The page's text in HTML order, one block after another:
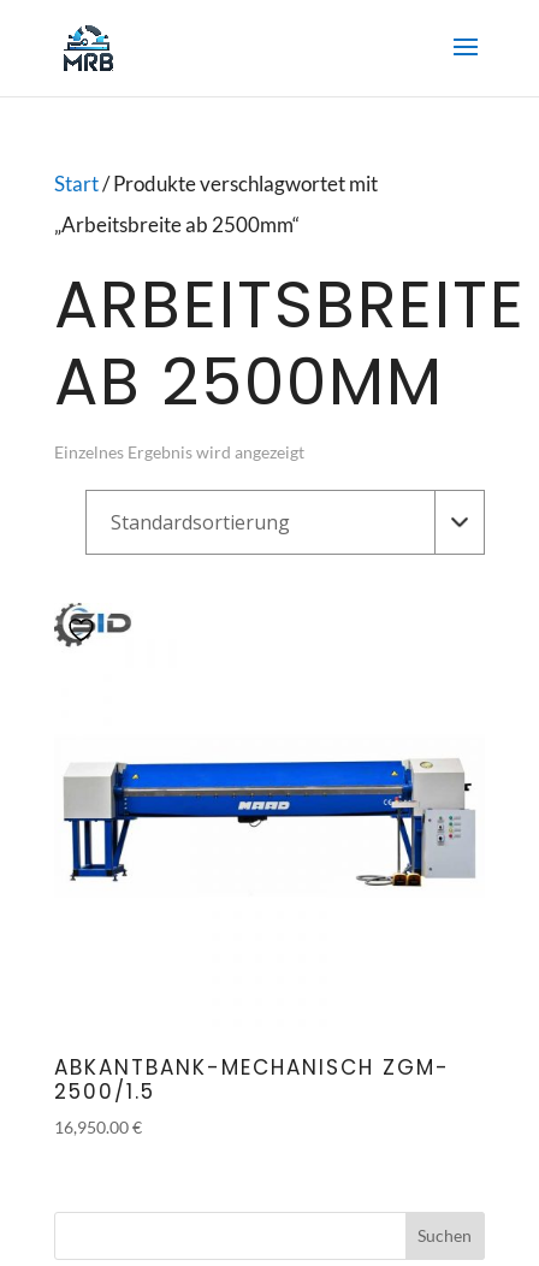
Start/ Produkte verschlagwortet mit
„Arbeitsbreite ab 2500mm“
ARBEITSBREITE
AB 2500MM
Einzelnes Ergebnis wird angezeigt
ABKANTBANK-MECHANISCH ZGM-
2500/1.5
16,950.00€